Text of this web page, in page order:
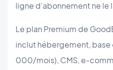
ligne d'abonnement ne le
Le plan Premium de
inclut hébergement, base
000/mois), CMS, e-